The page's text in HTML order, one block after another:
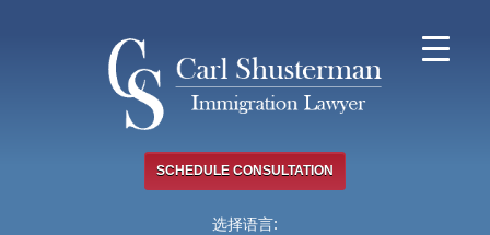
SCHEDULE CONSULTATION
选择语言: